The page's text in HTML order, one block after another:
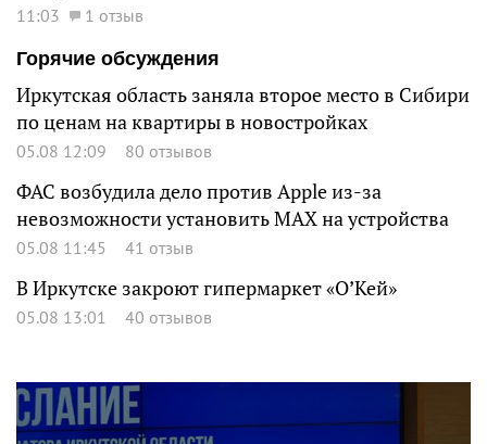
11:03
1 отзыв
Горячие обсуждения
Иркутская область заняла второе место в Сибири
по ценам на квартиры в новостройках
05.08 12:09 80 отзывов
ФАС возбудила дело против Apple из-за
невозможности установить MAX на устройства
05.08 11:45 41 отзыв
В Иркутске закроют гипермаркет «О’Кей»
05.08 13:01 40 отзывов